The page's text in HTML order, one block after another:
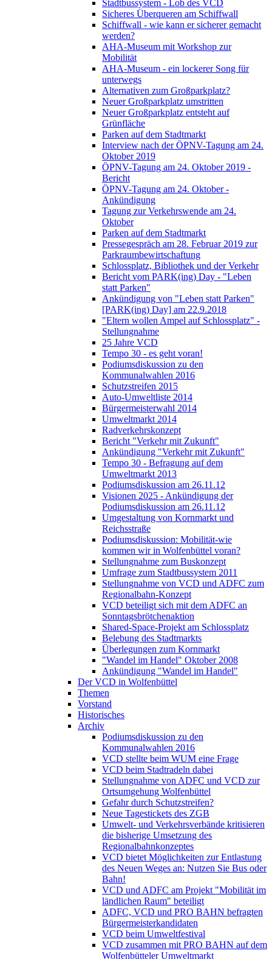
Stadtbussystem - Lob des VCD
Sicheres Überqueren am Schiffwall
Schiffwall - wie kann er sicherer gemacht
werden?
AHA-Museum mit Workshop zur
Mobilität
AHA-Museum - ein lockerer Song für
unterwegs
Alternativen zum Großparkplatz?
Neuer Großparkplatz umstritten
Neuer Großparkplatz entsteht auf
Grünfläche
Parken auf dem Stadtmarkt
Interview nach der ÖPNV-Tagung am 24.
Oktober 2019
ÖPNV-Tagung am 24. Oktober 2019 -
Bericht
ÖPNV-Tagung am 24. Oktober -
Ankündigung
Tagung zur Verkehrswende am 24.
Oktober
Parken auf dem Stadtmarkt
Pressegespräch am 28. Februar 2019 zur
Parkraumbewirtschaftung
Schlossplatz, Bibliothek und der Verkehr
Bericht vom PARK(ing) Day - "Leben
statt Parken"
Ankündigung von "Leben statt Parken"
[PARK(ing) Day] am 22.9.2018
"Eltern wollen Ampel auf Schlossplatz" -
Stellungnahme
25 Jahre VCD
Tempo 30 - es geht voran!
Podiumsdiskussion zu den
Kommunalwahlen 2016
Schutzstreifen 2015
Auto-Umweltliste 2014
Bürgermeisterwahl 2014
Umweltmarkt 2014
Radverkehrskonzept
Bericht "Verkehr mit Zukunft"
Ankündigung "Verkehr mit Zukunft"
Tempo 30 - Befragung auf dem
Umweltmarkt 2013
Podiumsdiskussion am 26.11.12
Visionen 2025 - Ankündigung der
Podiumsdiskussion am 26.11.12
Umgestaltung von Kornmarkt und
Reichsstraße
Podiumsdiskussion: Mobilität-wie
kommen wir in Wolfenbüttel voran?
Stellungnahme zum Buskonzept
Umfrage zum Stadtbussystem 2011
Stellungnahme von VCD und ADFC zum
Regionalbahn-Konzept
VCD beteiligt sich mit dem ADFC an
Sonntagsbrötchenaktion
Shared-Space-Projekt am Schlossplatz
Belebung des Stadtmarkts
Überlegungen zum Kornmarkt
"Wandel im Handel" Oktober 2008
Ankündigung "Wandel im Handel"
Der VCD in Wolfenbüttel
Themen
Vorstand
Historisches
Archiv
Podiumsdiskussion zu den
Kommunalwahlen 2016
VCD stellte beim WUM eine Frage
VCD beim Stadtradeln dabei
Stellungnahme von ADFC und VCD zur
Ortsumgehung Wolfenbüttel
Gefahr durch Schutzstreifen?
Neue Tagestickets des ZGB
Umwelt- und Verkehrsverbände kritisieren
die bisherige Umsetzung des
Regionalbahnkonzeptes
VCD bietet Möglichkeiten zur Entlastung
des Neuen Weges an: Nutzen Sie Bus oder
Bahn!
VCD und ADFC am Projekt "Mobilität im
ländlichen Raum" beteiligt
ADFC, VCD und PRO BAHN befragten
Bürgermeisterkandidaten
VCD beim Umweltfestival
VCD zusammen mit PRO BAHN auf dem
Wolfenbütteler Umweltmarkt